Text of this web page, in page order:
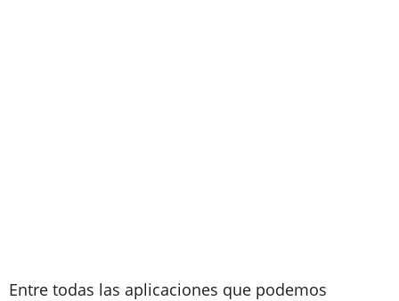
Entre todas las aplicaciones que podemos